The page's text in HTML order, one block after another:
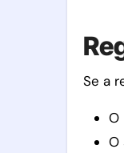
Se a
O
O